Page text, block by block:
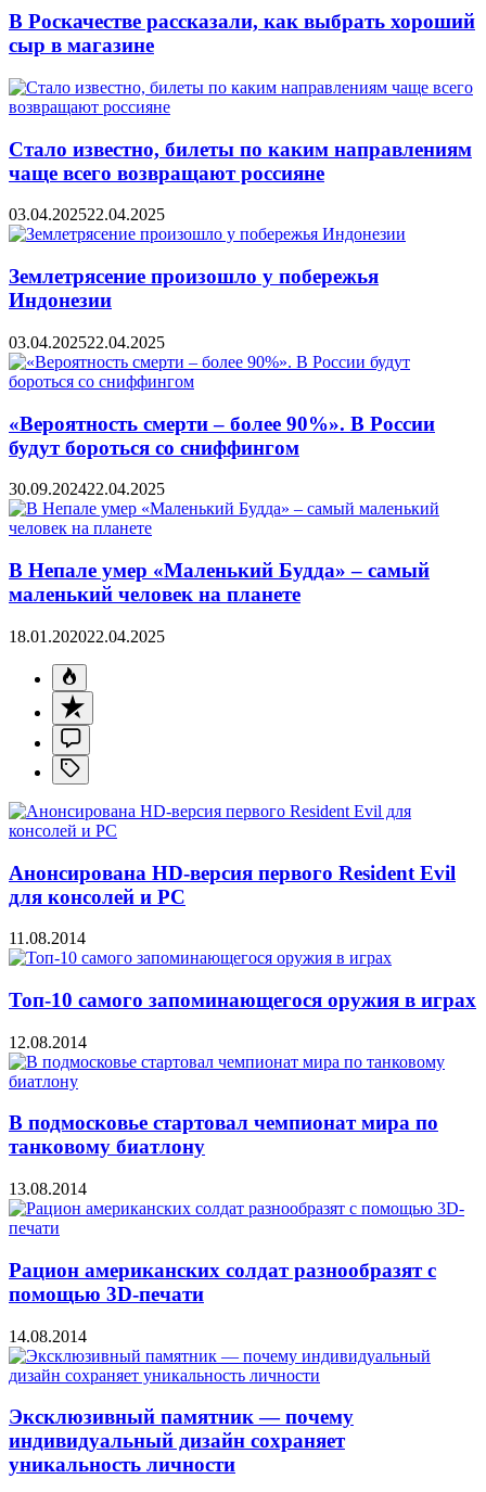
В Роскачестве рассказали, как выбрать хороший
сыр в магазине
Стало известно, билеты по каким направлениям
чаще всего возвращают россияне
03.04.202522.04.2025
Землетрясение произошло у побережья
Индонезии
03.04.202522.04.2025
«Вероятность смерти – более 90%». В России
будут бороться со сниффингом
30.09.202422.04.2025
В Непале умер «Маленький Будда» – самый
маленький человек на планете
18.01.202022.04.2025
Анонсирована HD-версия первого Resident Evil
для консолей и PC
11.08.2014
Топ-10 самого запоминающегося оружия в играх
12.08.2014
В подмосковье стартовал чемпионат мира по
танковому биатлону
13.08.2014
Рацион американских солдат разнообразят с
помощью 3D-печати
14.08.2014
Эксклюзивный памятник — почему
индивидуальный дизайн сохраняет
уникальность личности